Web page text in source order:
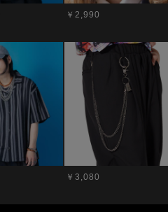
￥2,990
￥3,080